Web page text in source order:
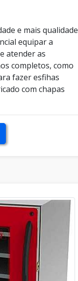
e mais qualidade
equipar a
atender as
completos, como
fazer esfihas
com chapas